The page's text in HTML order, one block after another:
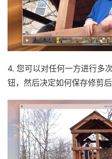
4. 您可以对任何一方进行多
钮，然后决定如何保存修剪后